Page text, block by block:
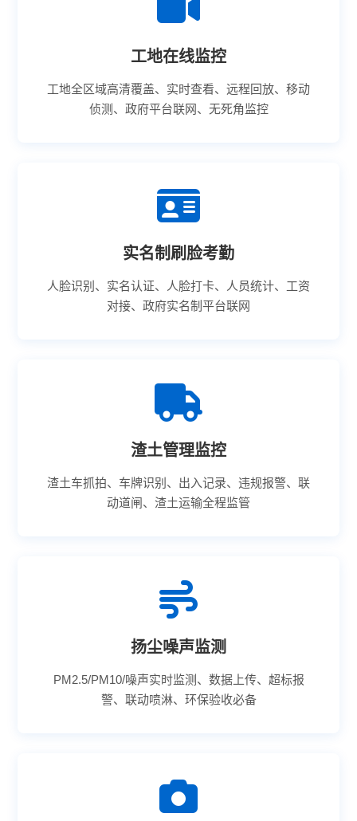
工地在线监控
工地全区域高清覆盖、实时查看、远程回放、移动
侦测、政府平台联网、无死角监控
实名制刷脸考勤
人脸识别、实名认证、人脸打卡、人员统计、工资
对接、政府实名制平台联网
渣土管理监控
渣土车抓拍、车牌识别、出入记录、违规报警、联
动道闸、渣土运输全程监管
扬尘噪声监测
PM2.5/PM10/噪声实时监测、数据上传、超标报
警、联动喷淋、环保验收必备